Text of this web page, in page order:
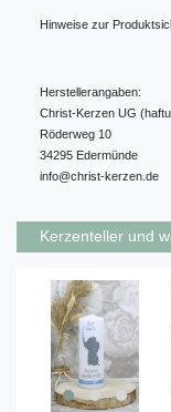
Hinweise zur
Herstellerangaben:
Christ-Kerzen UG
Röderweg 10
34295 Edermünde
info@christ-kerzen.de
Kerzenteller und